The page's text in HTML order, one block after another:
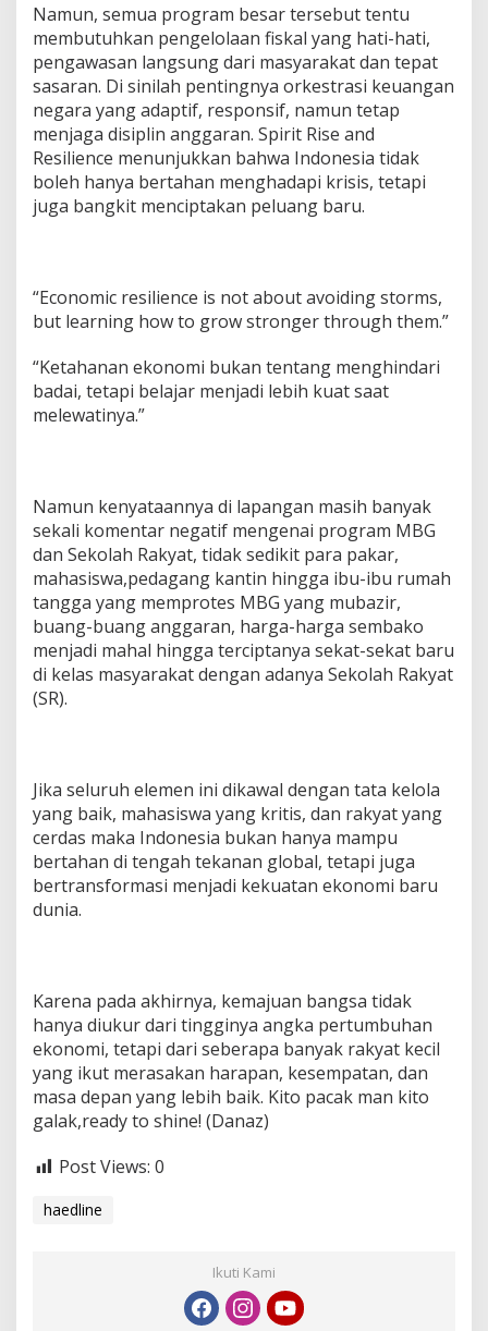
Namun, semua program besar tersebut tentu
membutuhkan pengelolaan fiskal yang hati-hati,
pengawasan langsung dari masyarakat dan tepat
sasaran. Di sinilah pentingnya orkestrasi keuangan
negara yang adaptif, responsif, namun tetap
menjaga disiplin anggaran. Spirit Rise and
Resilience menunjukkan bahwa Indonesia tidak
boleh hanya bertahan menghadapi krisis, tetapi
juga bangkit menciptakan peluang baru.
“Economic resilience is not about avoiding storms,
but learning how to grow stronger through them.”
“Ketahanan ekonomi bukan tentang menghindari
badai, tetapi belajar menjadi lebih kuat saat
melewatinya.”
Namun kenyataannya di lapangan masih banyak
sekali komentar negatif mengenai program MBG
dan Sekolah Rakyat, tidak sedikit para pakar,
mahasiswa,pedagang kantin hingga ibu-ibu rumah
tangga yang memprotes MBG yang mubazir,
buang-buang anggaran, harga-harga sembako
menjadi mahal hingga terciptanya sekat-sekat baru
di kelas masyarakat dengan adanya Sekolah Rakyat
(SR).
Jika seluruh elemen ini dikawal dengan tata kelola
yang baik, mahasiswa yang kritis, dan rakyat yang
cerdas maka Indonesia bukan hanya mampu
bertahan di tengah tekanan global, tetapi juga
bertransformasi menjadi kekuatan ekonomi baru
dunia.
Karena pada akhirnya, kemajuan bangsa tidak
hanya diukur dari tingginya angka pertumbuhan
ekonomi, tetapi dari seberapa banyak rakyat kecil
yang ikut merasakan harapan, kesempatan, dan
masa depan yang lebih baik. Kito pacak man kito
galak,ready to shine! (Danaz)
Post Views: 0
haedline
Ikuti Kami